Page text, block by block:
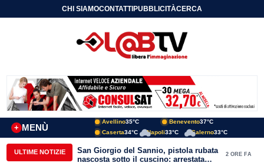
CHI SIAMOCONTATTIPUBBLICITÀCERCA
MENÙ
+
Avellino35°C Benevento37°C
Caserta34°C Napoli33°C Salerno33°C
ULTIME NOTIZIE
San Giorgio del Sannio, pistola rubata
nascosta sotto il cuscino: arrestata
2 ORE FA